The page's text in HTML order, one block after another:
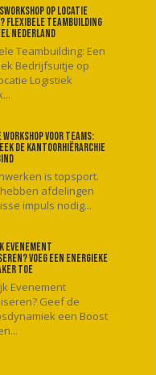
op locatie
Flexibele teambuilding
Nederland
Teambuilding: Een
Bedrijfsuitje op
Logistiek
workshop voor teams:
de kantoorhiërarchie
is topsport.
afdelingen
impuls nodig...
evenement
Voeg een energieke
toe
Evenement
Geef de
een Boost